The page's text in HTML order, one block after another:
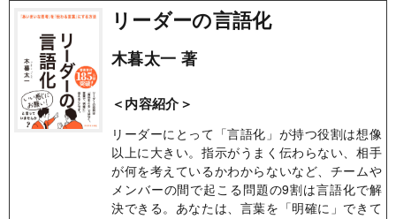
リーダーの言語化
木暮太一 著
＜内容紹介＞
リーダーにとって「言語化」が持つ役割は想像
以上に大きい。指示がうまく伝わらない、相手
が何を考えているかわからないなど、チームや
メンバーの間で起こる問題の9割は言語化で解
決できる。あなたは、言葉を「明確に」できて